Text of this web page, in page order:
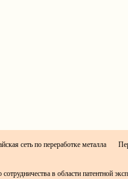
сеть по переработке металла
сотрудничества в области патентной